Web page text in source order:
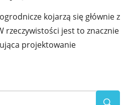
kojarzą się głównie z
rzeczywistości jest to znacznie
projektowanie